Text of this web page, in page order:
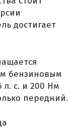
достигает
бензиновым
с. и 200 Нм
передний.